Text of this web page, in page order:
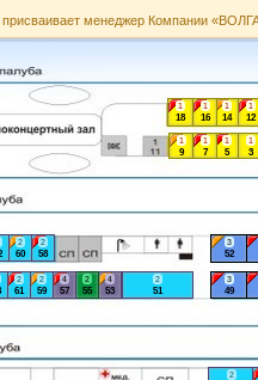
менеджер Компании
2
1
12
1
14
1
16
1
18
1
3
3
49
1
5
2
51
3
52
4
53
2
55
4
57
2
58
2
59
2
60
2
61
1
7
1
9